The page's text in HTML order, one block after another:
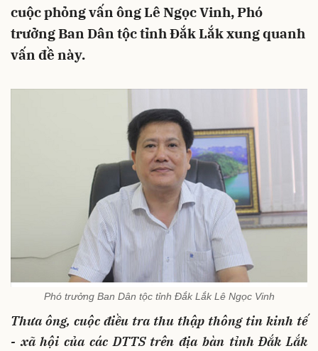
cuộc phỏng vấn ông Lê Ngọc Vinh, Phó
trưởng Ban Dân tộc tỉnh Đắk Lắk xung quanh
vấn đề này.
Phó trưởng Ban Dân tộc tỉnh Đắk Lắk Lê Ngọc Vinh
Thưa ông, cuộc điều tra thu thập thông tin kinh tế
- xã hội của các DTTS trên địa bàn tỉnh Đắk Lắk